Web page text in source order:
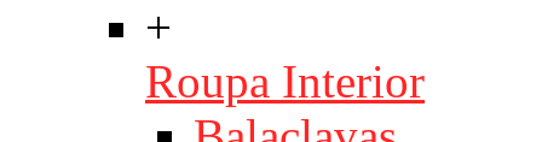
+
Roupa Interior